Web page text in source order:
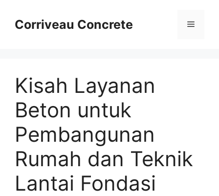
contentCorriveau Concrete Menu
Kisah Layanan
Beton untuk
Pembangunan
Rumah dan Teknik
Lantai Fondasi